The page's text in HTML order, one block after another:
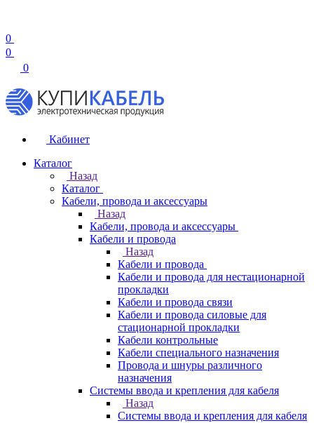
0
0
0
Кабинет
Каталог
Назад
Каталог
Кабели, провода и аксессуары
Назад
Кабели, провода и аксессуары
Кабели и провода
Назад
Кабели и провода
Кабели и провода для нестационарной
прокладки
Кабели и провода связи
Кабели и провода силовые для
стационарной прокладки
Кабели контрольные
Кабели специального назначения
Провода и шнуры различного
назначения
Системы ввода и крепления для кабеля
Назад
Системы ввода и крепления для кабеля